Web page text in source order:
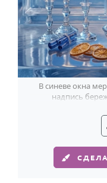
В синеве окна
надпись